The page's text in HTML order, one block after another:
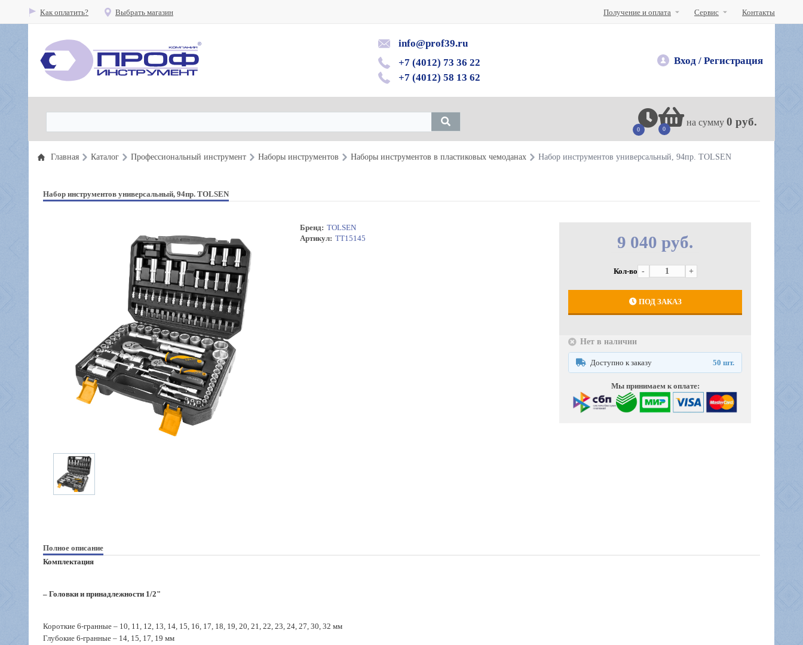
Как оплатить? Выбрать магазин Получение и оплата Сервис Контакты
info@prof39.ru
+7 (4012) 73 36 22
+7 (4012) 58 13 62
Вход / Регистрация
0 0
на сумму 0 руб.
Главная Каталог Профессиональный инструмент Наборы инструментов Наборы инструментов в пластиковых чемоданах Набор инструментов универсальный, 94пр. TOLSEN
Набор инструментов универсальный, 94пр. TOLSEN
Бренд: TOLSEN
Артикул: TT15145 9 040 руб.
Кол-во - +
ПОД ЗАКАЗ
Нет в наличии
Доступно к заказу 50 шт.
Мы принимаем к оплате:
Полное описание
Комплектация
– Головки и принадлежности 1/2"
Короткие 6-гранные – 10, 11, 12, 13, 14, 15, 16, 17, 18, 19, 20, 21, 22, 23, 24, 27, 30, 32 мм
Глубокие 6-гранные – 14, 15, 17, 19 мм